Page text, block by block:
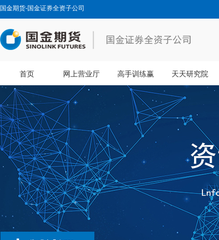
国金期货-国金证券全资子公司
首页 网上营业厅 高手训练赢 天天研究院